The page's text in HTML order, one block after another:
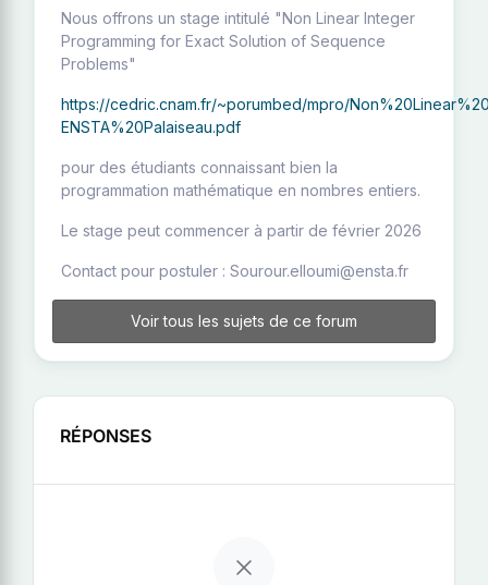
Nous offrons un stage intitulé "Non Linear Integer
Programming for Exact Solution of Sequence
Problems"
https://cedric.cnam.fr/~porumbed/mpro/
ENSTA%20Palaiseau.pdf
pour des étudiants connaissant bien la
programmation mathématique en nombres entiers.
Le stage peut commencer à partir de février 2026
Contact pour postuler : Sourour.elloumi@ensta.fr
Voir tous les sujets de ce forum
RÉPONSES